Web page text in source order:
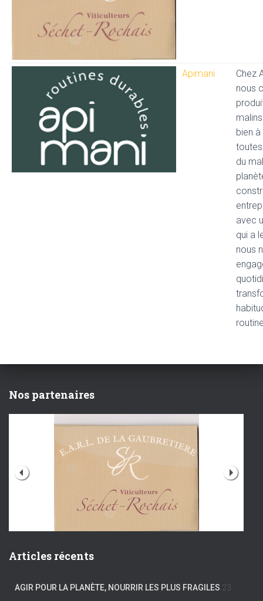
Apimani
Chez
nous
bien
du
avec
qui a
nous
Nos partenaires
Articles récents
AGIR POUR LA PLANÈTE, NOURRIR LES PLUS FRAGILES 23